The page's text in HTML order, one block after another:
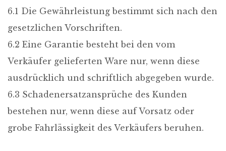
6.1 Die Gewährleistung bestimmt sich nach den
gesetzlichen Vorschriften.
6.2 Eine Garantie besteht bei den vom
Verkäufer gelieferten Ware nur, wenn diese
ausdrücklich und schriftlich abgegeben wurde.
6.3 Schadenersatzansprüche des Kunden
bestehen nur, wenn diese auf Vorsatz oder
grobe Fahrlässigkeit des Verkäufers beruhen.